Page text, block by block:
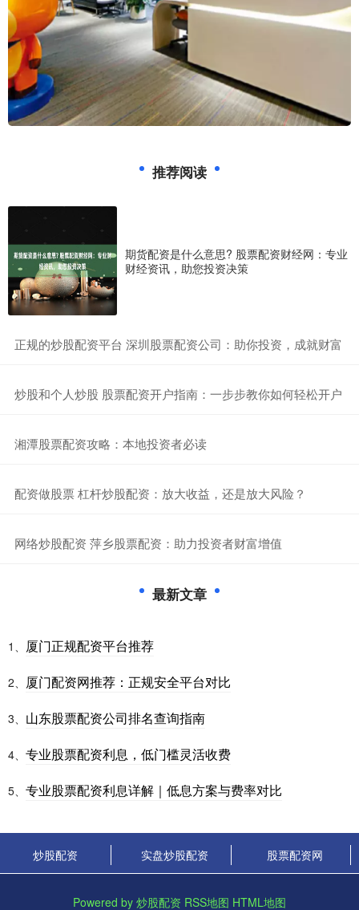
推荐阅读
期货配资是什么意思? 股票配资财经网：专业
财经资讯，助您投资决策
​正规的炒股配资平台 深圳股票配资公司：助你投资，成就财富
​炒股和个人炒股 股票配资开户指南：一步步教你如何轻松开户
​湘潭股票配资攻略：本地投资者必读
​配资做股票 杠杆炒股配资：放大收益，还是放大风险？
​网络炒股配资 萍乡股票配资：助力投资者财富增值
最新文章
1、 厦门正规配资平台推荐
2、 厦门配资网推荐：正规安全平台对比
3、 山东股票配资公司排名查询指南
4、 专业股票配资利息，低门槛灵活收费
5、 专业股票配资利息详解｜低息方案与费率对比
炒股配资 实盘炒股配资 股票配资网
Powered by 炒股配资 RSS地图 HTML地图